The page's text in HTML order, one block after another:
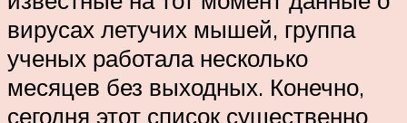
вирусах летучих мышей, группа
ученых работала несколько
месяцев без выходных. Конечно,
сегодня этот список существенно